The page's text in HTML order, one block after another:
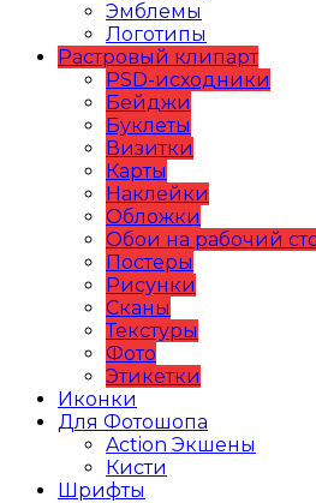
Эмблемы
Логотипы
Растровый клипарт
PSD-исходники
Бейджи
Буклеты
Визитки
Карты
Наклейки
Обложки
Обои на рабочий
Постеры
Рисунки
Сканы
Текстуры
Фото
Этикетки
Иконки
Для Фотошопа
Action Экшены
Кисти
Шрифты